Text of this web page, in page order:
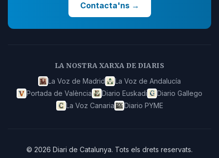
Contacta'ns→
LA NOSTRA XARXA DE DIARIS
La Voz de Madrid
La Voz de Andalucía
Portada de València
Diario Euskadi
Diario Gallego
La Voz Canaria
Diario PYME
© 2026 Diari de Catalunya. Tots els drets reservats.